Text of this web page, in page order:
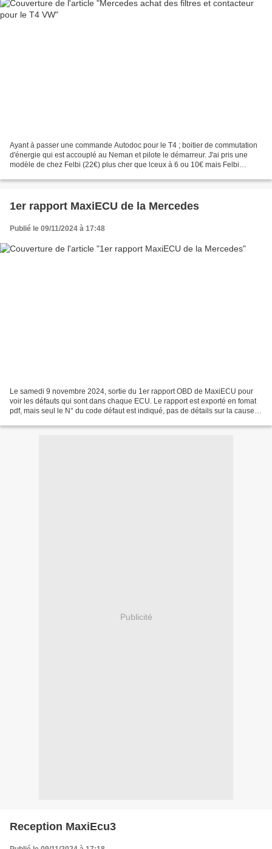
Ayant à passer une commande Autodoc pour le T4 ; boitier de commutation
d'énergie qui est accouplé au Neman et pilote le démarreur. J'ai pris une
modèle de chez Felbi (22€) plus cher que lceux à 6 ou 10€ mais Felbi
1er rapport MaxiECU de la Mercedes
Publié le 09/11/2024 à 17:48
Le samedi 9 novembre 2024, sortie du 1er rapport OBD de MaxiECU pour
voir les défauts qui sont dans chaque ECU. Le rapport est exporté en fomat
pdf, mais seul le N° du code défaut est indiqué, pas de détails sur la cause
Publicité
Reception MaxiEcu3